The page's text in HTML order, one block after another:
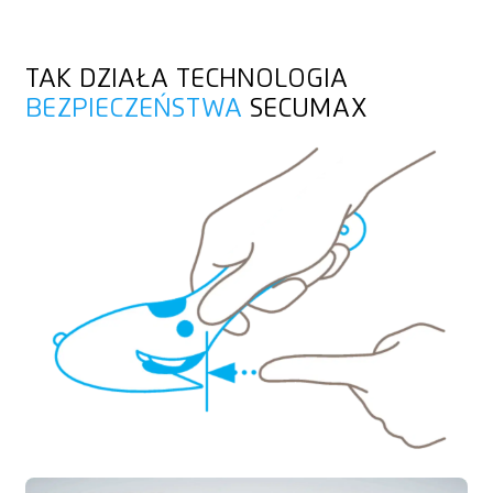
TAK DZIAŁA TECHNOLOGIA
BEZPIECZEŃSTWA SECUMAX